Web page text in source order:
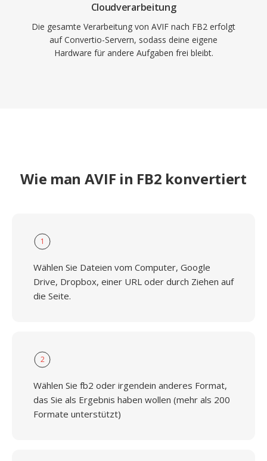
Cloudverarbeitung
Die gesamte Verarbeitung von AVIF nach FB2 erfolgt
auf Convertio-Servern, sodass deine eigene
Hardware für andere Aufgaben frei bleibt.
Wie man AVIF in FB2 konvertiert
1
Wählen Sie Dateien vom Computer, Google
Drive, Dropbox, einer URL oder durch Ziehen auf
die Seite.
2
Wählen Sie fb2 oder irgendein anderes Format,
das Sie als Ergebnis haben wollen (mehr als 200
Formate unterstützt)